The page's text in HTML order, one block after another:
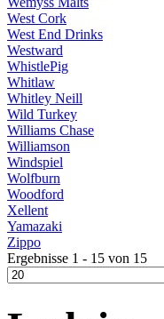
West Cork
West End Drinks
Westward
WhistlePig
Whitlaw
Whitley Neill
Wild Turkey
Williams Chase
Williamson
Windspiel
Wolfburn
Woodford
Xellent
Yamazaki
Zippo
Ergebnisse 1 - 15 von 15